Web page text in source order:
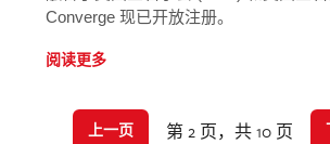
Converge 现已开放注册。
阅读更多
上一页 第 2 页，共 10 页